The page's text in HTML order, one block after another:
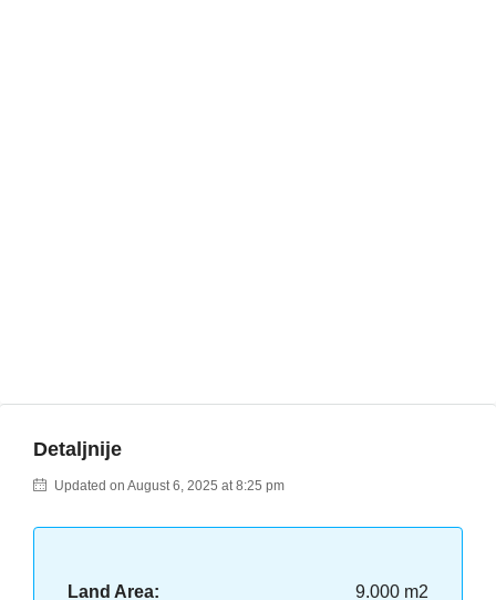
Detaljnije
Updated on August 6, 2025 at 8:25 pm
Land Area: 9.000 m2